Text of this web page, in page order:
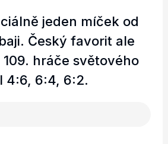
jeden míček od
Český favorit ale
hráče světového
4:6, 6:4, 6:2.